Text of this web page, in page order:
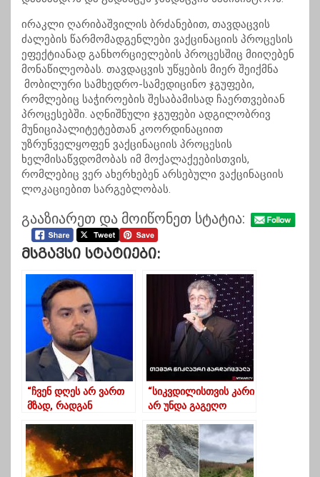
ირაკლი ღარიბაშვილის ბრძანებით, თავდაცვის
ძალების წარმომადგენლები ვაქცინაციის პროცესის
ეფექტიანად განხორციელების პროცესშიც მიიღებენ
მონაწილეობას. თავდაცვის უწყების მიერ შეიქმნა
მობილური სამხედრო-სამედიცინო ჯგუფები,
რომლებიც საჭიროების შესაბამისად ჩაერთვებიან
პროცესებში. აღნიშნული ჯგუფები ადგილობრივ
მუნიციპალიტეტებთან კოორდინაციით
უზრუნველყოფენ ვაქცინაციის პროცესის
ხელმისაწვდომობას იმ მოქალაქეებისთვის,
რომლებიც ვერ ახერხებენ არსებული ვაქცინაციის
ლოკაციებით სარგებლობას.
გააზიარეთ და მოიწონეთ სტატია:
Მსგავსი Სტატიები:
“ჩვენ დღეს არ ვართ
მზად, რადგან
გავხდით, მხოლოდ
წინაპრებით ვიწონებთ
თავს”-გამზარდია
“სიკვდილისთვის კარი
არ უნდა გაგეღო